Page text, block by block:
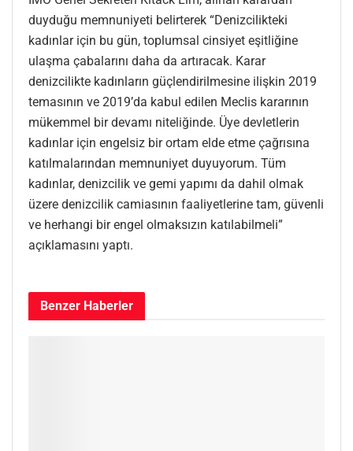
duyduğu memnuniyeti belirterek “Denizcilikteki
kadınlar için bu gün, toplumsal cinsiyet eşitliğine
ulaşma çabalarını daha da artıracak. Karar
denizcilikte kadınların güçlendirilmesine ilişkin 2019
temasının ve 2019’da kabul edilen Meclis kararının
mükemmel bir devamı niteliğinde. Üye devletlerin
kadınlar için engelsiz bir ortam elde etme çağrısına
katılmalarından memnuniyet duyuyorum. Tüm
kadınlar, denizcilik ve gemi yapımı da dahil olmak
üzere denizcilik camiasının faaliyetlerine tam, güvenli
ve herhangi bir engel olmaksızın katılabilmeli”
açıklamasını yaptı.
Benzer Haberler